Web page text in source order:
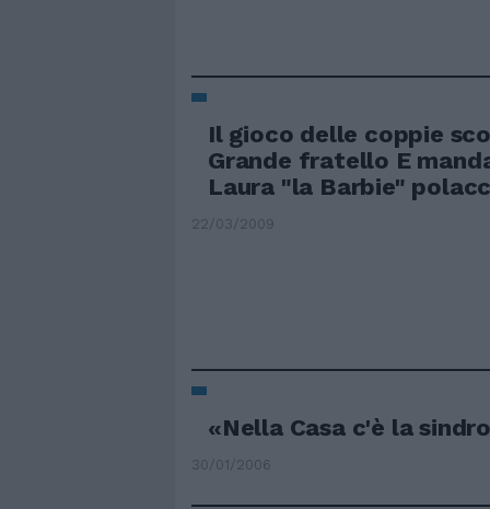
Il gioco delle coppie
Grande fratello E
Laura "la Barbie"
22/03/2009
«Nella Casa c'è la
30/01/2006